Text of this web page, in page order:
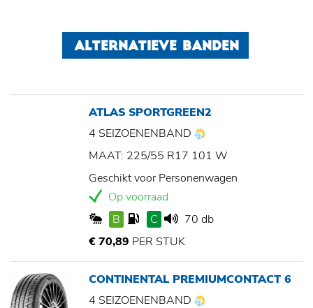
ALTERNATIEVE BANDEN
ATLAS SPORTGREEN2
4 SEIZOENENBAND
MAAT: 225/55 R17 101 W
Geschikt voor Personenwagen
Op voorraad
B
C
70 db
€ 70,89 PER STUK
CONTINENTAL PREMIUMCONTACT 6
4 SEIZOENENBAND